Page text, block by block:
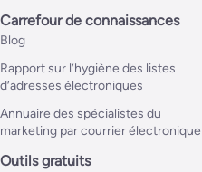
Carrefour de connaissances
Blog
Rapport sur l’hygiène des listes
d’adresses électroniques
Annuaire des spécialistes du
marketing par courrier électronique
Outils gratuits